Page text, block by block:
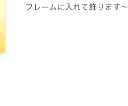
フレームに入れて飾ります～